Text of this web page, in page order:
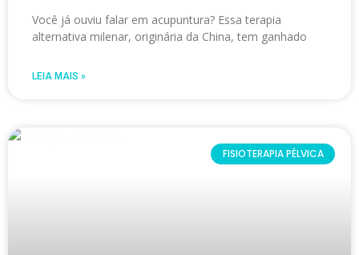
Você já ouviu falar em acupuntura? Essa terapia
alternativa milenar, originária da China, tem ganhado
LEIA MAIS »
FISIOTERAPIA PÉLVICA